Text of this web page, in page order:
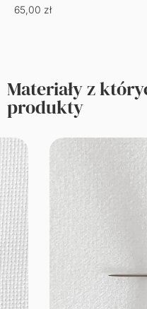
65,00 zł
Materiały z
produkty